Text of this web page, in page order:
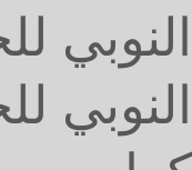
النوبي
النوبي